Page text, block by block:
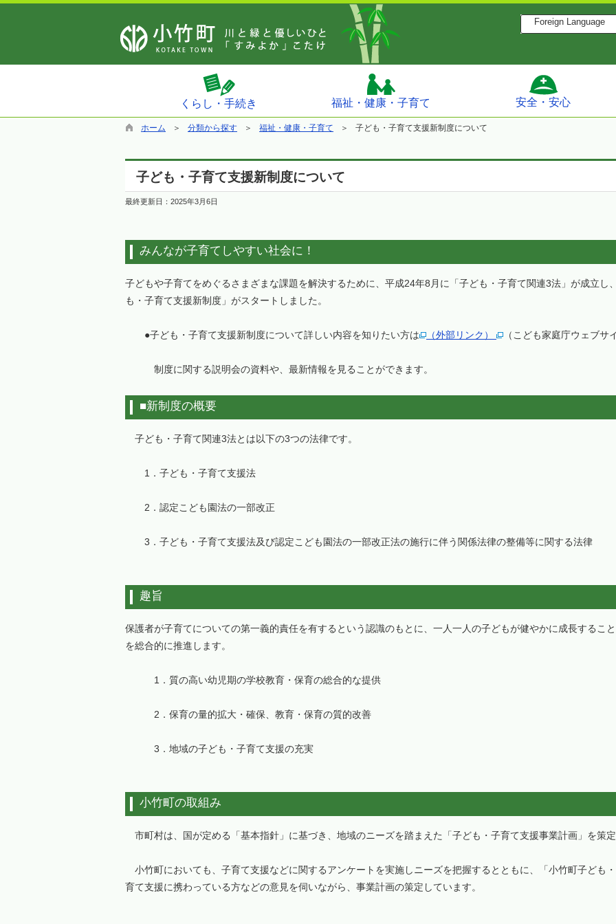
Foreign Language
くらし・手続き 福祉・健康・子育て 安全・安心
ホーム 分類から探す 福祉・健康・子育て 子ども・子育て支援新制度について
子ども・子育て支援新制度について
最終更新日： 2025年3月6日
みんなが子育てしやすい社会に！
子どもや子育てをめぐるさまざまな課題を解決するために、平成24年8月に「子ども・子育て関連3法」が成立し
も・子育て支援新制度」がスタートしました。
●子ども・子育て支援新制度について詳しい内容を知りたい方は （外部リンク） （こども家庭庁ウェブサ
制度に関する説明会の資料や、最新情報を見ることができます。
■新制度の概要
子ども・子育て関連3法とは以下の3つの法律です。
1．子ども・子育て支援法
2．認定こども園法の一部改正
3．子ども・子育て支援法及び認定こども園法の一部改正法の施行に伴う関係法律の整備等に関する法律
趣旨
保護者が子育てについての第一義的責任を有するという認識のもとに、一人一人の子どもが健やかに成長するこ
を総合的に推進します。
1．質の高い幼児期の学校教育・保育の総合的な提供
2．保育の量的拡大・確保、教育・保育の質的改善
3．地域の子ども・子育て支援の充実
小竹町の取組み
市町村は、国が定める「基本指針」に基づき、地域のニーズを踏まえた「子ども・子育て支援事業計画」を策
小竹町においても、子育て支援などに関するアンケートを実施しニーズを把握するとともに、「小竹町子ども
育て支援に携わっている方などの意見を伺いながら、事業計画の策定しています。